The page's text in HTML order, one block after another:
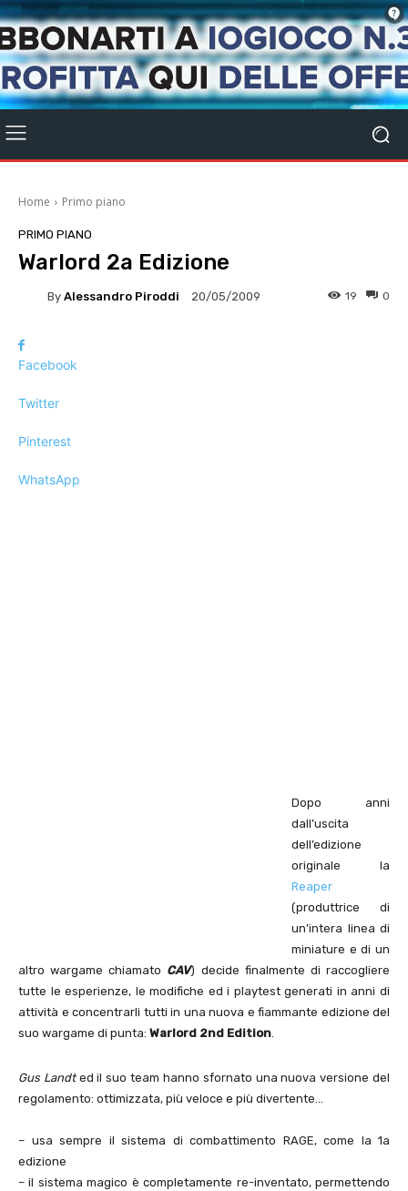
Home Primo piano
PRIMO PIANO
Warlord 2a Edizione
By Alessandro Piroddi 20/05/2009 0
19
Facebook
Twitter
Pinterest
WhatsApp
Dopo anni
dall’uscita
dell’edizione
originale la
Reaper
(produttrice di
un’intera linea di
miniature e di un
altro wargame chiamato CAV) decide finalmente di raccogliere
tutte le esperienze, le modifiche ed i playtest generati in anni di
attività e concentrarli tutti in una nuova e fiammante edizione del
suo wargame di punta: Warlord 2nd Edition.
Gus Landted il suo team hanno sfornato una nuova versione del
regolamento: ottimizzata, più veloce e più divertente…
– usa sempre il sistema di combattimento RAGE, come la 1a
edizione
– il sistema magico è completamente re-inventato, permettendo